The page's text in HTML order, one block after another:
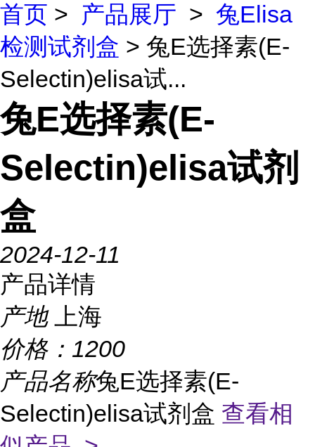
首页 > 产品展厅 > 兔Elisa
检测试剂盒 > 兔E选择素(E-
Selectin)elisa试...
兔E选择素(E-
Selectin)elisa试剂
盒
2024-12-11
产品详情
产地
上海
价格： 1200
产品名称兔E选择素(E-
Selectin)elisa试剂盒 查看相